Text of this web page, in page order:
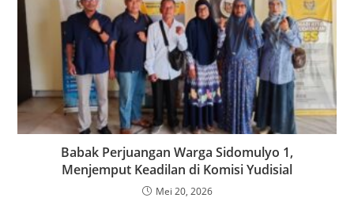
Babak Perjuangan Warga Sidomulyo 1,
Menjemput Keadilan di Komisi Yudisial
Mei 20, 2026